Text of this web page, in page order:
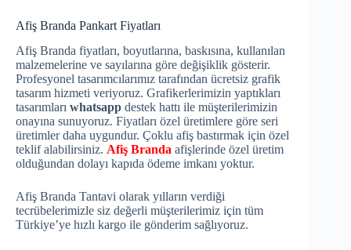
Afiş Branda Pankart Fiyatları
Afiş Branda fiyatları, boyutlarına, baskısına, kullanılan
malzemelerine ve sayılarına göre değişiklik gösterir.
Profesyonel tasarımcılarımız tarafından ücretsiz grafik
tasarım hizmeti veriyoruz. Grafikerlerimizin yaptıkları
tasarımları whatsapp destek hattı ile müşterilerimizin
onayına sunuyoruz. Fiyatları özel üretimlere göre seri
üretimler daha uygundur. Çoklu afiş bastırmak için özel
teklif alabilirsiniz. Afiş Branda afişlerinde özel üretim
olduğundan dolayı kapıda ödeme imkanı yoktur.
Afiş Branda Tantavi olarak yılların verdiği
tecrübelerimizle siz değerli müşterilerimiz için tüm
Türkiye’ye hızlı kargo ile gönderim sağlıyoruz.